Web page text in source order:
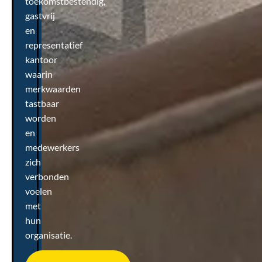
gastvrij
en
representatief
kantoor
waarin
merkwaarden
tastbaar
worden
en
medewerkers
zich
verbonden
voelen
met
hun
organisatie.